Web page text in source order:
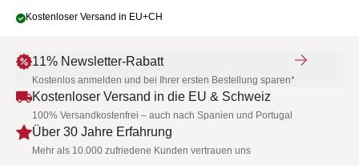
Kostenloser Versand in EU+CH
11% Newsletter-Rabatt
Kostenlos anmelden und bei Ihrer ersten Bestellung sparen*
Kostenloser Versand in die EU & Schweiz
100% Versandkostenfrei – auch nach Spanien und Portugal
Über 30 Jahre Erfahrung
Mehr als 10.000 zufriedene Kunden vertrauen uns